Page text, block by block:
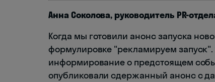
Анна Соколова, руководитель PR-
Когда мы готовили анонс запуска
формулировке "рекламируем
информирование о предстоящем
опубликовали сдержанный анонс с